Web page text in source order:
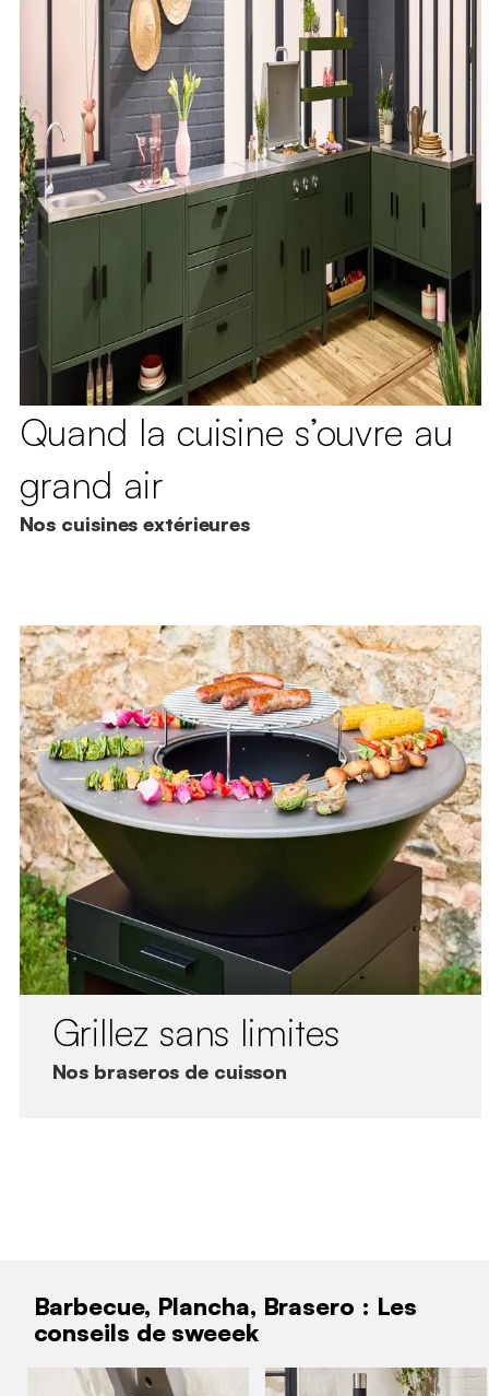
Quand la cuisine s’ouvre au
grand air
Nos cuisines extérieures
Grillez sans limites
Nos braseros de cuisson
Barbecue, Plancha, Brasero : Les
conseils de sweeek